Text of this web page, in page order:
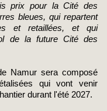
prix pour la Cité des
bleues, qui repartent
et retaillées, et qui
de la future Cité des
Namur sera composé
qui vont venir
durant l'été 2027.